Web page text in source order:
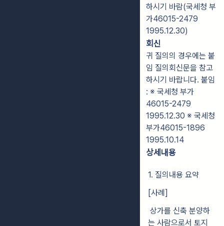
하시기 바람(국세청 부
가46015-2479
1995.12.30)
회신
귀 질의의 경우에는 붙
임 질의회신문을 참고
하시기 바랍니다. 붙임
: ※ 국세청 부가
46015-2479
1995.12.30 ※ 국세청
부가46015-1896
1995.10.14
상세내용
1. 질의내용 요약
[사례]
상가를 신축 분양하
는 사람으로서 토지